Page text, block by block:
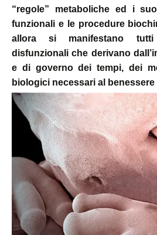
“regole” metaboliche ed i
funzionali e le procedure
allora si manifestano tutti
disfunzionali che derivano
e di governo dei tempi, dei
biologici necessari al benessere